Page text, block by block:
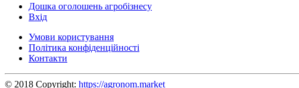
Дошка оголошень агробізнесу
Вхід
Умови користування
Політика конфіденційності
Контакти
© 2018 Copyright: https://agronom.market